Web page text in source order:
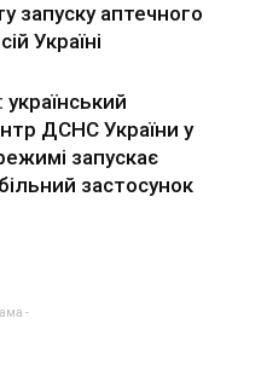
запуску аптечного
Україні
ДСНС України у
запускає
застосунок
-